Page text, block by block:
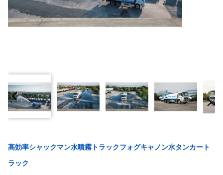
高効率シャックマン水噴霧トラックフォグキャノン水タンカート
ラック